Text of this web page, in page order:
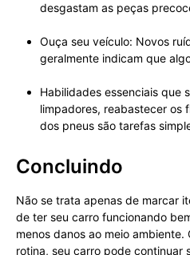
desgastam as peças
Ouça seu veículo: Novos
geralmente indicam que
Habilidades essenciais que
limpadores, reabastecer os
dos pneus são tarefas
Concluindo
Não se trata apenas de marcar
de ter seu carro funcionando
menos danos ao meio
rotina, seu carro pode continuar